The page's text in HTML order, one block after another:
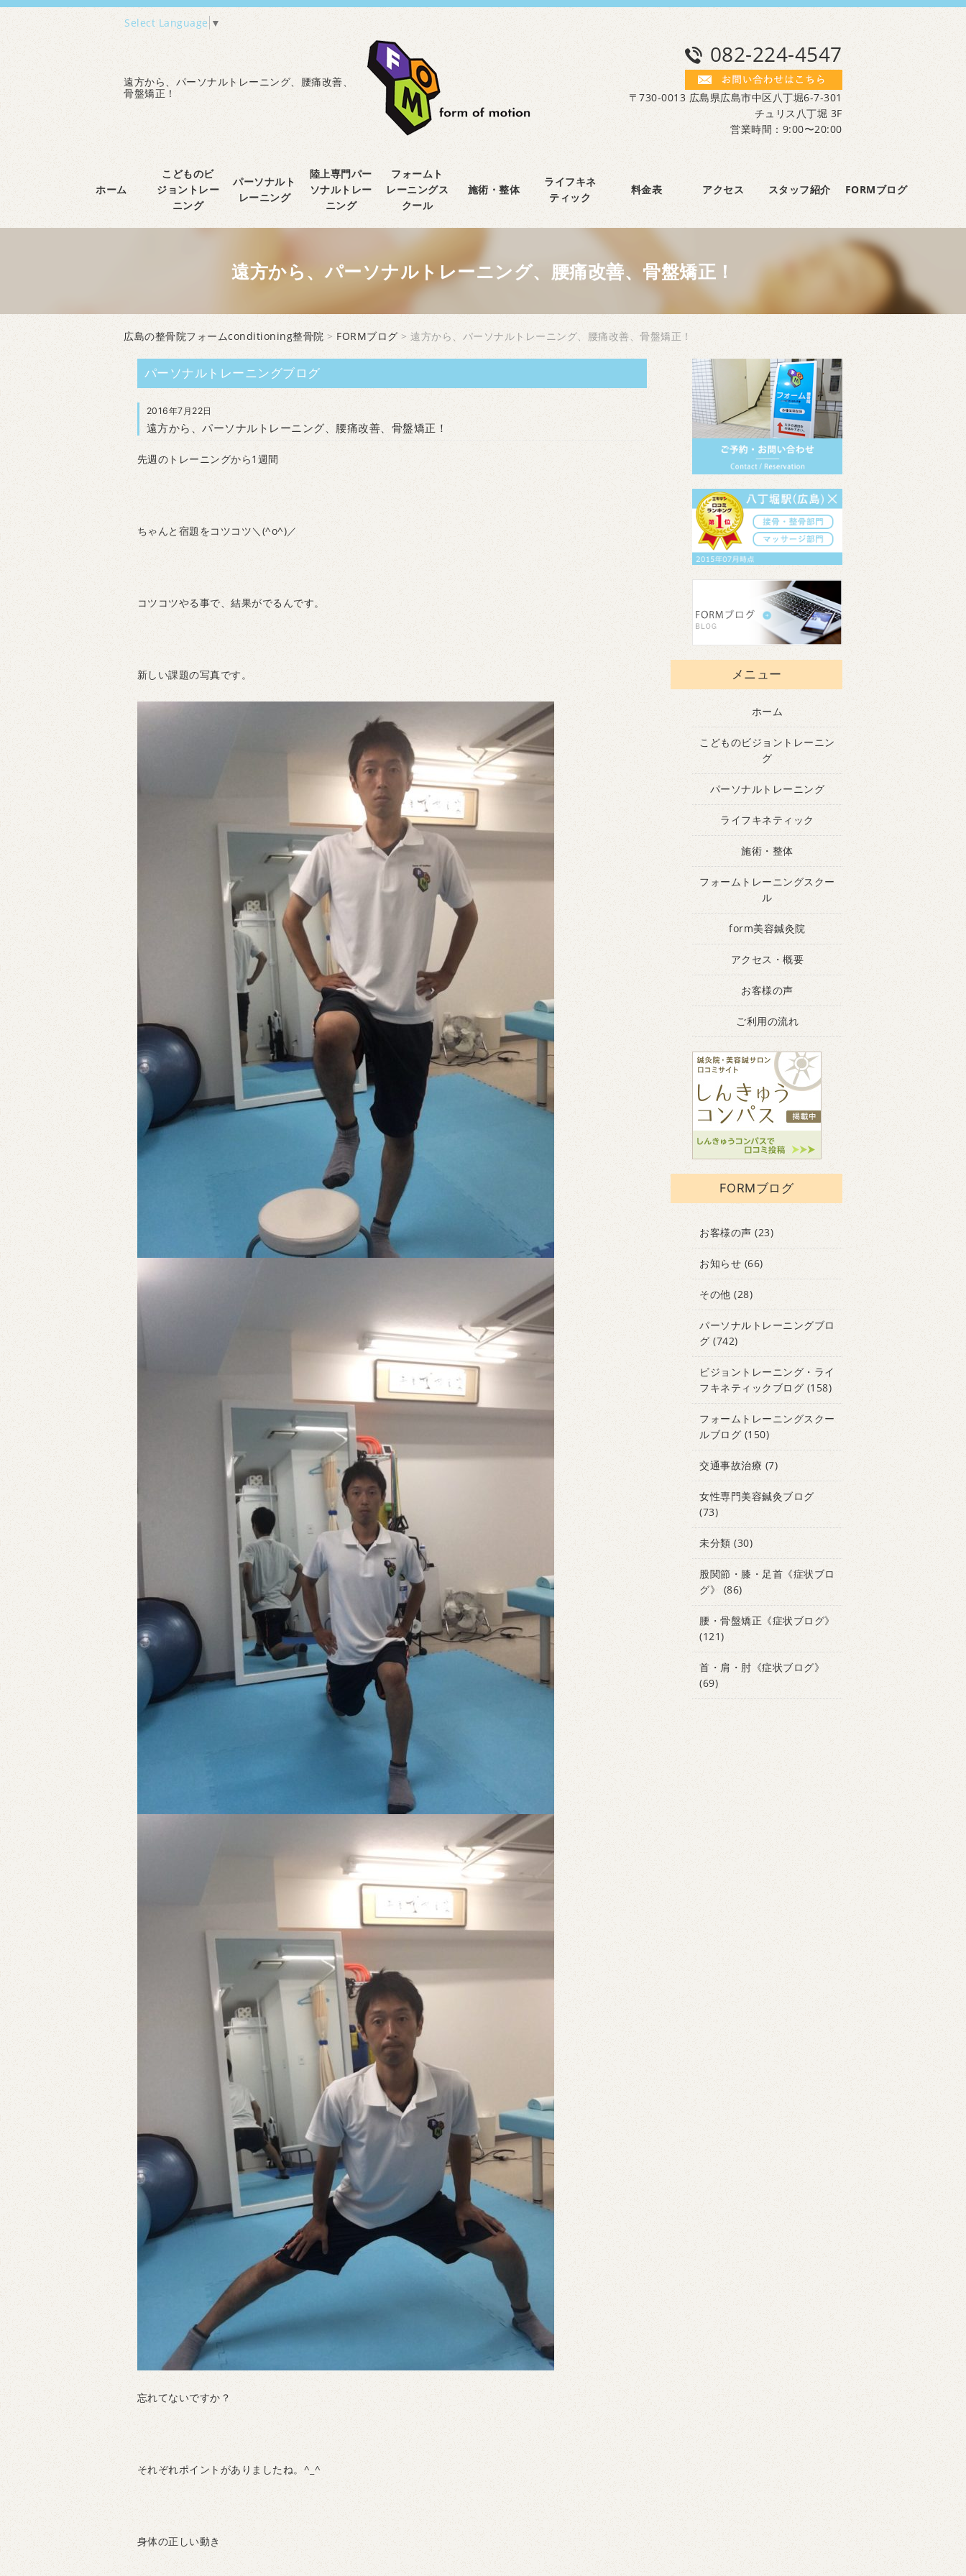
Select Language ▼
遠方から、パーソナルトレーニング、腰痛改善、
骨盤矯正！
082-224-4547
〒730-0013 広島県広島市中区八丁堀6-7-301
チュリス八丁堀 3F
営業時間：9:00〜20:00
ホーム
こどものビ
ジョントレー
ニング
パーソナルト
レーニング
陸上専門パー
ソナルトレー
ニング
フォームト
レーニングス
クール
施術・整体
ライフキネ
ティック
料金表 アクセス スタッフ紹介 FORMブログ
遠方から、パーソナルトレーニング、腰痛改善、骨盤矯正！
広島の整骨院フォームconditioning整骨院 > FORMブログ > 遠方から、パーソナルトレーニング、腰痛改善、骨盤矯正！
パーソナルトレーニングブログ
2016年7月22日
遠方から、パーソナルトレーニング、腰痛改善、骨盤矯正！
先週のトレーニングから1週間
ちゃんと宿題をコツコツ＼(^o^)／
コツコツやる事で、結果がでるんです。
新しい課題の写真です。
忘れてないですか？
それぞれポイントがありましたね。^_^
身体の正しい動き
メニュー
ホーム
こどものビジョントレーニン
グ
パーソナルトレーニング
ライフキネティック
施術・整体
フォームトレーニングスクー
ル
form美容鍼灸院
アクセス・概要
お客様の声
ご利用の流れ
FORMブログ
お客様の声 (23)
お知らせ (66)
その他 (28)
パーソナルトレーニングブロ
グ (742)
ビジョントレーニング・ライ
フキネティックブログ (158)
フォームトレーニングスクー
ルブログ(150)
交通事故治療 (7)
女性専門美容鍼灸ブログ
(73)
未分類 (30)
股関節・膝・足首《症状ブロ
グ》
(86)
腰・骨盤矯正《症状ブログ》
(121)
首・肩・肘《症状ブログ》
(69)